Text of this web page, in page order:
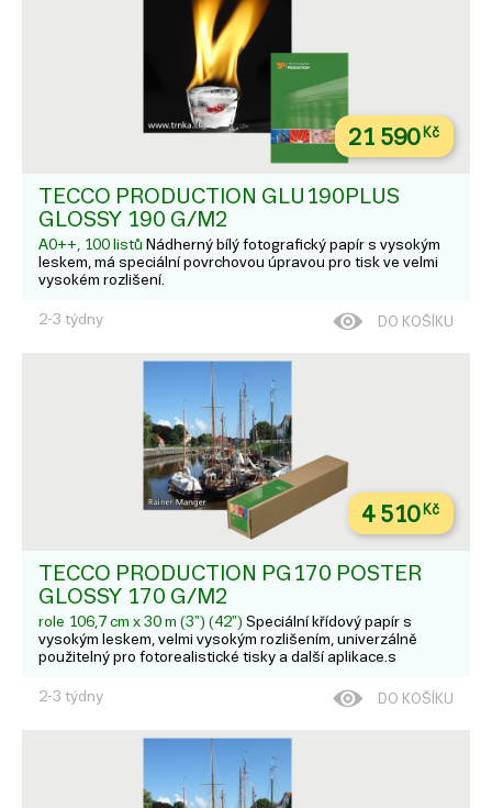
21 590Kč
TECCO PRODUCTION GLU190PLUS
GLOSSY 190 G/M2
A0++, 100 listů Nádherný bílý fotografický papír s vysokým
leskem, má speciální povrchovou úpravou pro tisk ve velmi
vysokém rozlišení.
2-3 týdny DO KOŠÍKU
4 510Kč
TECCO PRODUCTION PG170 POSTER
GLOSSY 170 G/M2
role 106,7 cm x 30 m (3") (42") Speciální křídový papír s
vysokým leskem, velmi vysokým rozlišením, univerzálně
použitelný pro fotorealistické tisky a další aplikace.s
2-3 týdny DO KOŠÍKU